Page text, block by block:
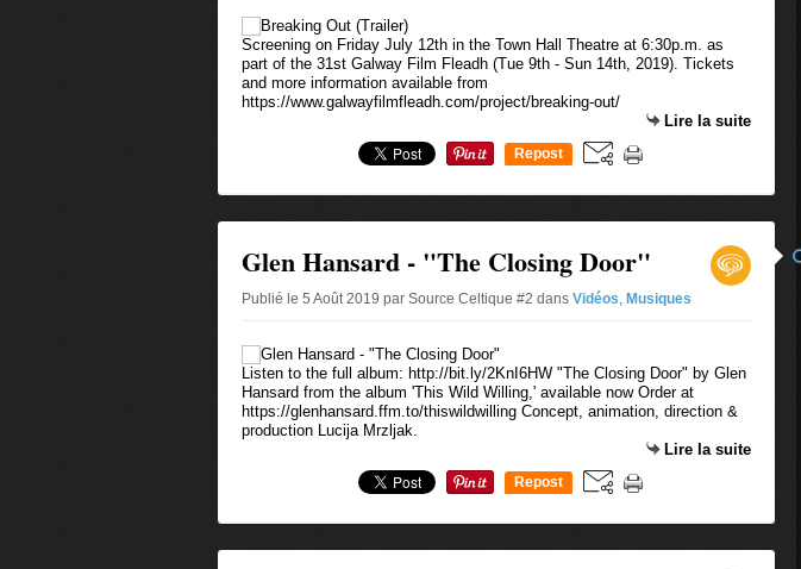
Screening on Friday July 12th in the Town Hall Theatre at 6:30p.m. as
part of the 31st Galway Film Fleadh (Tue 9th - Sun 14th, 2019). Tickets
and more information available from
https://www.galwayfilmfleadh.com/project/breaking-out/
Lire la suite
Repost
Glen Hansard - "The Closing Door"
Publié le 5 Août 2019 par Source Celtique #2 dans Vidéos, Musiques
Listen to the full album: http://bit.ly/2KnI6HW "The Closing Door" by Glen
Hansard from the album 'This Wild Willing,' available now Order at
https://glenhansard.ffm.to/thiswildwilling Concept, animation, direction &
production Lucija Mrzljak.
Lire la suite
Repost